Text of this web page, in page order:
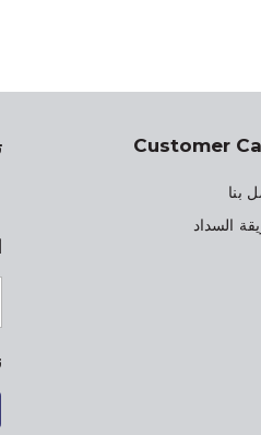
Customer
بنا
السداد